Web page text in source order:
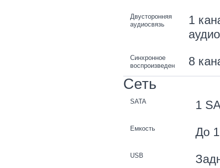
Двусторонняя
аудиосвязь
1
Синхронное
воспроизведен
8
Сеть
SATA 1
Емкость До
USB